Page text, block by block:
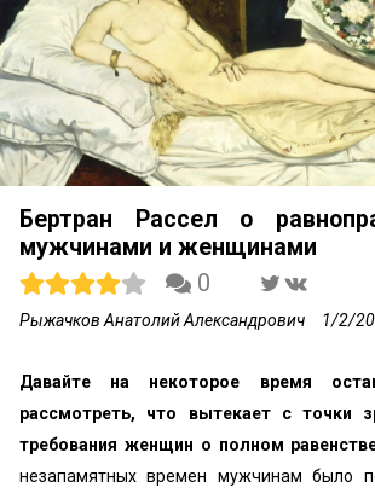
Бертран Рассел о
мужчинами и женщинами
0
Рыжачков Анатолий Александрович 1/2/
Давайте на некоторое время
рассмотреть, что вытекает с точки
требования женщин о полном
незапамятных времен мужчинам было